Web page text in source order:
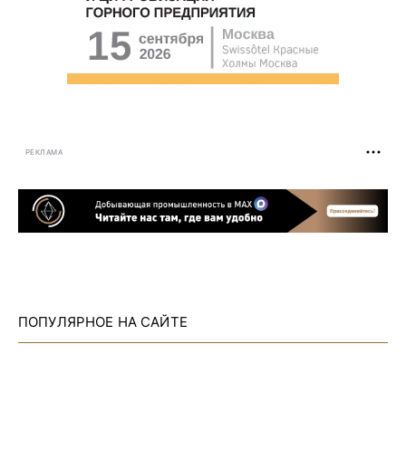
РЕКЛАМА
ПОПУЛЯРНОЕ НА САЙТЕ